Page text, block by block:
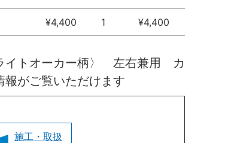
¥4,400 1 ¥4,400
トオーカー柄〉 左右兼用 カ
がご覧いただけます
施工・取扱